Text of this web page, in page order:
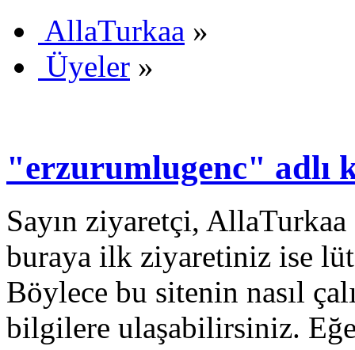
AllaTurkaa »
Üyeler »
"erzurumlugenc" adlı
Sayın ziyaretçi,
buraya ilk ziyaretiniz ise
Böylece bu sitenin nasıl
bilgilere ulaşabilirsiniz.